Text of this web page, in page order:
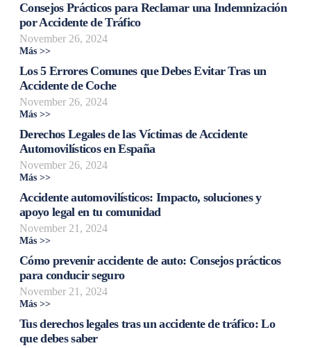
Consejos Prácticos para Reclamar una Indemnización
por Accidente de Tráfico
November 26, 2024
Más >>
Los 5 Errores Comunes que Debes Evitar Tras un
Accidente de Coche
November 26, 2024
Más >>
Derechos Legales de las Víctimas de Accidente
Automovilísticos en España
November 26, 2024
Más >>
Accidente automovilísticos: Impacto, soluciones y
apoyo legal en tu comunidad
November 21, 2024
Más >>
Cómo prevenir accidente de auto: Consejos prácticos
para conducir seguro
November 21, 2024
Más >>
Tus derechos legales tras un accidente de tráfico: Lo
que debes saber